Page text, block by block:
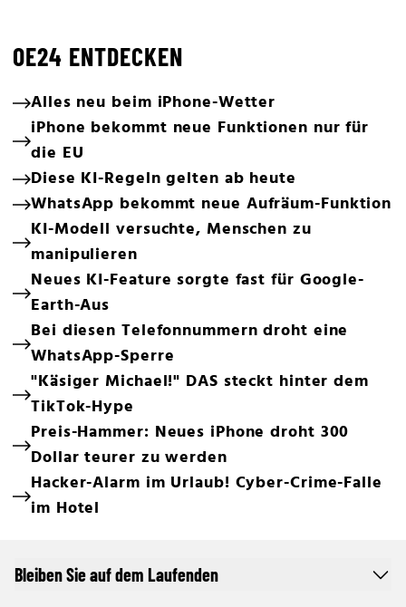
OE24 ENTDECKEN
Alles neu beim iPhone-Wetter
iPhone bekommt neue Funktionen nur für
die EU
Diese KI-Regeln gelten ab heute
WhatsApp bekommt neue Aufräum-Funktion
KI-Modell versuchte, Menschen zu
manipulieren
Neues KI-Feature sorgte fast für Google-
Earth-Aus
Bei diesen Telefonnummern droht eine
WhatsApp-Sperre
"Käsiger Michael!" DAS steckt hinter dem
TikTok-Hype
Preis-Hammer: Neues iPhone droht 300
Dollar teurer zu werden
Hacker-Alarm im Urlaub! Cyber-Crime-Falle
im Hotel
Bleiben Sie auf dem Laufenden